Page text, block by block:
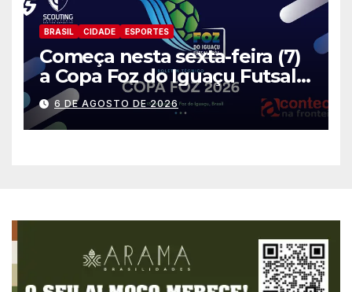
BRASIL CIDADE ESPORTES
Começa nesta sexta-feira (7)
a Copa Foz do Iguaçu Futsal
2026 com equipes de quatro
países
6 DE AGOSTO DE 2026